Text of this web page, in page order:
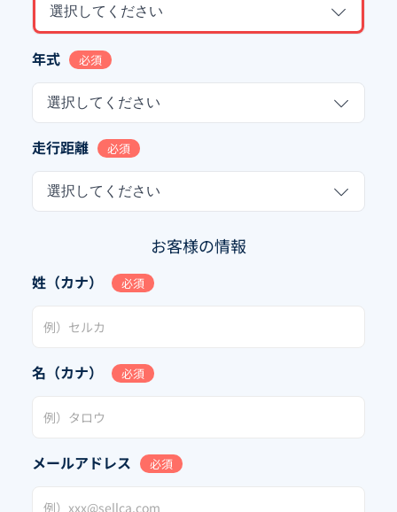
選択してください
年式 必須
選択してください
走行距離 必須
選択してください
お客様の情報
姓（カナ） 必須
名（カナ） 必須
メールアドレス 必須